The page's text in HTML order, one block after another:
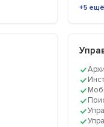
+5 ещё